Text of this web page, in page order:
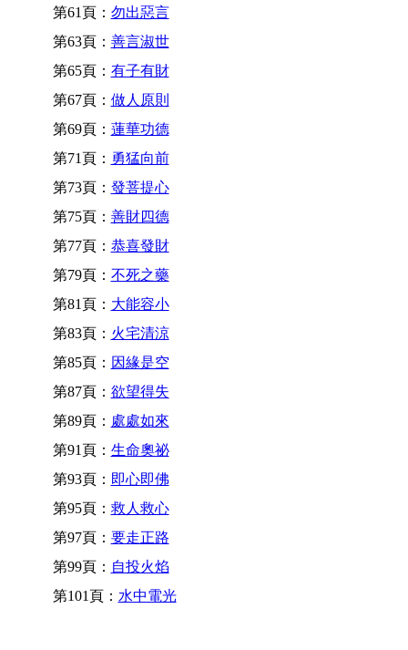
第61頁： 勿出惡言
第63頁： 善言淑世
第65頁： 有子有財
第67頁： 做人原則
第69頁： 蓮華功德
第71頁： 勇猛向前
第73頁： 發菩提心
第75頁： 善財四德
第77頁： 恭喜發財
第79頁： 不死之藥
第81頁： 大能容小
第83頁： 火宅清涼
第85頁： 因緣是空
第87頁： 欲望得失
第89頁： 處處如來
第91頁： 生命奧祕
第93頁： 即心即佛
第95頁： 救人救心
第97頁： 要走正路
第99頁： 自投火焰
第101頁： 水中電光